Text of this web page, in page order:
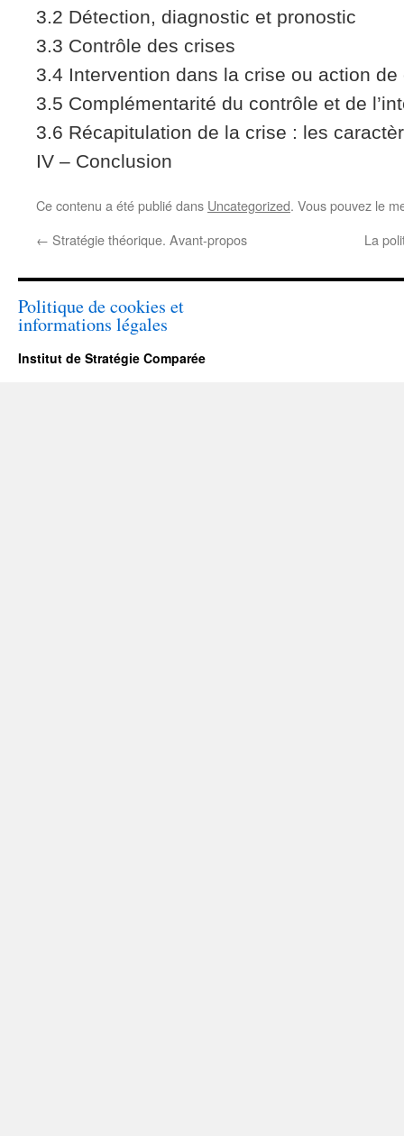
3.2 Détection, diagnostic et pronostic
3.3 Contrôle des crises
3.4 Intervention dans la crise ou action de
3.5 Complémentarité du contrôle et de
3.6 Récapitulation de la crise : les
IV – Conclusion
Ce contenu a été publié dans Uncategorized. Vous pouvez le
← Stratégie théorique. Avant-propos La
Politique de cookies et
informations légales
Institut de Stratégie Comparée